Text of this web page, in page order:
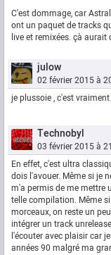
C'est dommage, car
ont un paquet de tracks
live et remixées. çà aurait
julow
02 février 2015 à
je plussoie , c'est
Technobyl
03 février 2015 à
En effet, c'est ultra
dois l'avouer. Même si je
m'a permis de me mettre
telle compilation. Même
morceaux, on reste un
intégrer un track
l'écouter avec plaisir car
années 90 malgré ma